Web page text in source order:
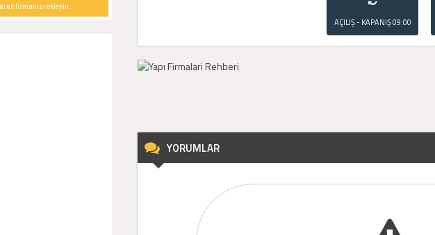
firmanızı ekleyin..
AÇILIŞ - KAPANIŞ09:00
- 21:00
YORUMLAR